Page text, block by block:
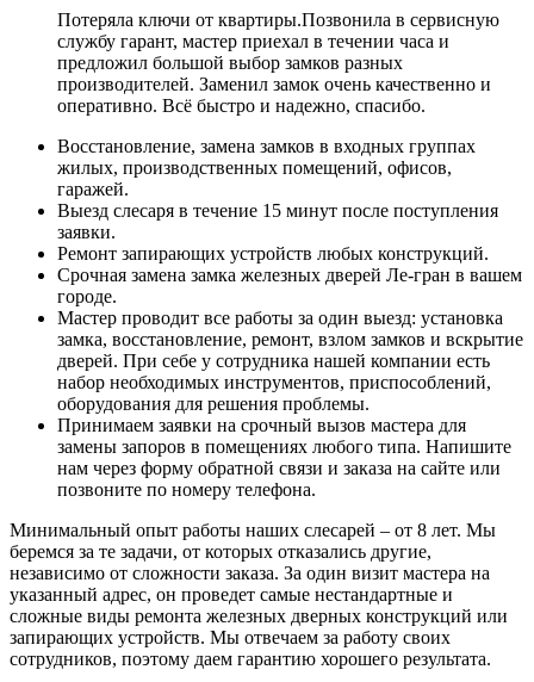
Потеряла ключи от квартиры.Позвонила в сервисную
службу гарант, мастер приехал в течении часа и
предложил большой выбор замков разных
производителей. Заменил замок очень качественно и
оперативно. Всё быстро и надежно, спасибо.
Восстановление, замена замков в входных группах
жилых, производственных помещений, офисов,
гаражей.
Выезд слесаря в течение 15 минут после поступления
заявки.
Ремонт запирающих устройств любых конструкций.
Срочная замена замка железных дверей Ле-гран в вашем
городе.
Мастер проводит все работы за один выезд: установка
замка, восстановление, ремонт, взлом замков и вскрытие
дверей. При себе у сотрудника нашей компании есть
набор необходимых инструментов, приспособлений,
оборудования для решения проблемы.
Принимаем заявки на срочный вызов мастера для
замены запоров в помещениях любого типа. Напишите
нам через форму обратной связи и заказа на сайте или
позвоните по номеру телефона.
Минимальный опыт работы наших слесарей – от 8 лет. Мы
беремся за те задачи, от которых отказались другие,
независимо от сложности заказа. За один визит мастера на
указанный адрес, он проведет самые нестандартные и
сложные виды ремонта железных дверных конструкций или
запирающих устройств. Мы отвечаем за работу своих
сотрудников, поэтому даем гарантию хорошего результата.